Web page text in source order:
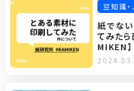
豆知識
紙でな
てみた
MIKEN】